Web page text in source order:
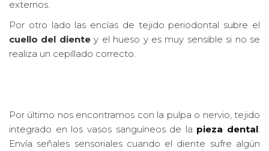
externos.
Por otro lado las encías de tejido periodontal subre el
cuello del dientey el hueso y es muy sensible si no se
realiza un cepillado correcto.
Por último nos encontramos con la pulpa o nervio, tejido
integrado en los vasos sanguíneos de la pieza dental.
Envía señales sensoriales cuando el diente sufre algún